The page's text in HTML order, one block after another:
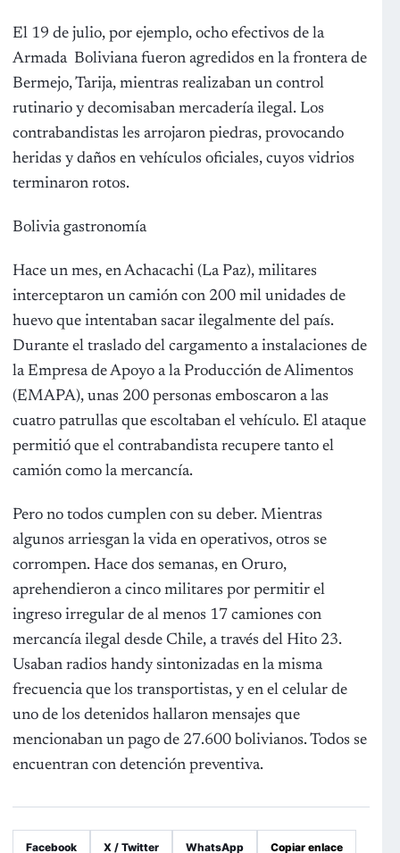
El 19 de julio, por ejemplo, ocho efectivos de la
Armada Bolivianafueron agredidos en la frontera de
Bermejo, Tarija, mientras realizaban un control
rutinario y decomisaban mercadería ilegal. Los
contrabandistas les arrojaron piedras, provocando
heridas y daños en vehículos oficiales, cuyos vidrios
terminaron rotos.
Bolivia gastronomía
Hace un mes, en Achacachi (La Paz), militares
interceptaron un camión con 200 mil unidades de
huevo que intentaban sacar ilegalmente del país.
Durante el traslado del cargamento a instalaciones de
la Empresa de Apoyo a la Producción de Alimentos
(EMAPA), unas 200 personas emboscaron a las
cuatro patrullas que escoltaban el vehículo. El ataque
permitió que el contrabandista recupere tanto el
camión como la mercancía.
Pero no todos cumplen con su deber. Mientras
algunos arriesgan la vida en operativos, otros se
corrompen. Hace dos semanas, en Oruro,
aprehendieron a cinco militares por permitir el
ingreso irregular de al menos 17 camiones con
mercancía ilegal desde Chile, a través del Hito 23.
Usaban radios handy sintonizadas en la misma
frecuencia que los transportistas, y en el celular de
uno de los detenidos hallaron mensajes que
mencionaban un pago de 27.600 bolivianos. Todos se
encuentran con detención preventiva.
Facebook X / Twitter WhatsApp Copiar enlace